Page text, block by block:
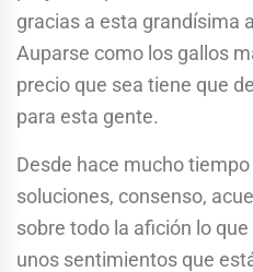
gracias a esta grandísima
Auparse como los gallos
precio que sea tiene que
para esta gente.
Desde hace mucho
soluciones, consenso,
sobre todo la afición lo
unos sentimientos que